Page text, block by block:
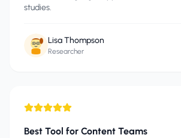
studies.
Lisa Thompson
Researcher
Best Tool for Content Teams